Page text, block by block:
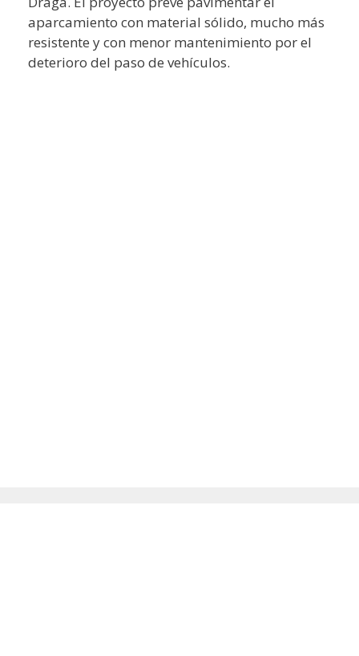
aparcamiento con material sólido, mucho más
resistente y con menor mantenimiento por el
deterioro del paso de vehículos.